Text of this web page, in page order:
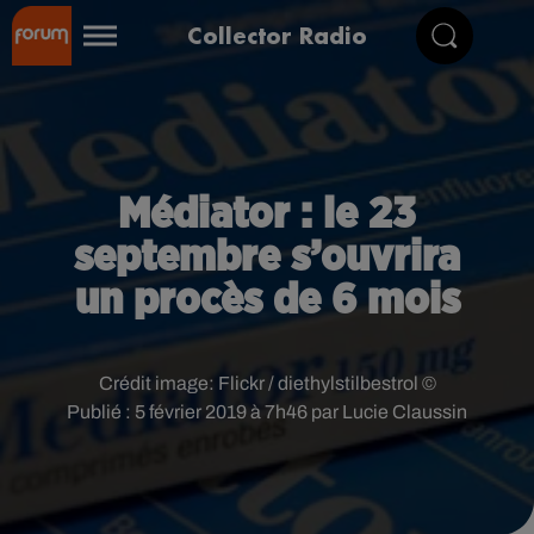
Collector Radio
Médiator : le 23
septembre s’ouvrira
un procès de 6 mois
Publié : 5 février 2019 à 7h46 par Lucie Claussin
Crédit image: Flickr / diethylstilbestrol ©